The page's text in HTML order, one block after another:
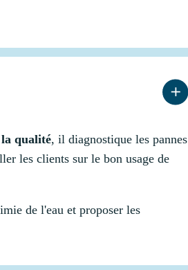
qualité, il diagnostique les pannes
les clients sur le bon usage de
de l'eau et proposer les